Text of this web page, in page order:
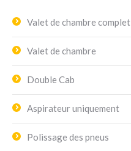
Valet de chambre complet
Valet de chambre
Double Cab
Aspirateur uniquement
Polissage des pneus